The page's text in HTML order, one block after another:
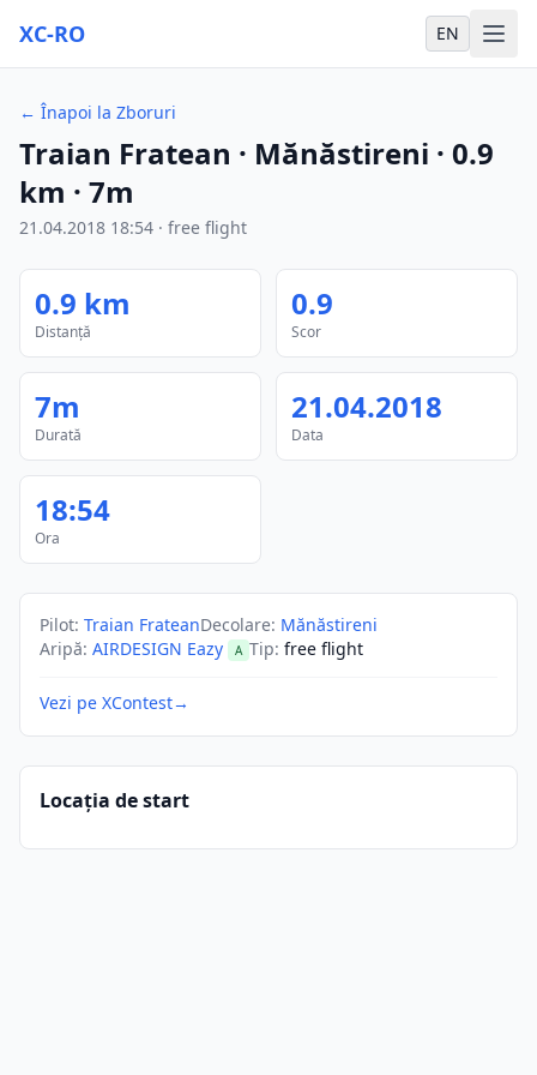
XC-RO EN
← Înapoi la Zboruri
Traian Fratean · Mănăstireni · 0.9
km · 7m
21.04.2018 18:54 · free flight
0.9 km
Distanță
0.9
Scor
7m
Durată
21.04.2018
Data
18:54
Ora
Pilot: Traian FrateanDecolare: Mănăstireni
Aripă: AIRDESIGN Eazy A Tip: free flight
Vezi pe XContest→
Locația de start